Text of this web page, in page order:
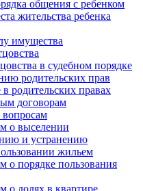
общения с ребенком
жительства ребенка
имущества
в судебном порядке
родительских прав
родительских правах
договорам
о выселении
и устранению
жильем
о порядке пользования
о долях в квартире